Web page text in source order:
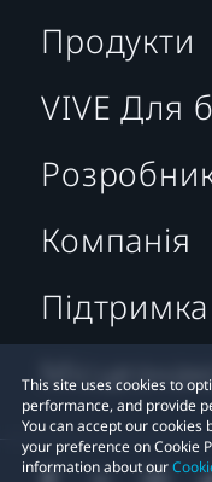
This site uses cookies to
performance, and provide
You can accept our
your preference on Cookie
information about our
Продукти
VIVE Для
Компанія
Підтримка